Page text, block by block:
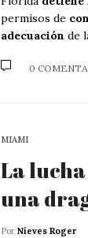
permisos de
adecuación de
0
MIAMI
La
una
Por Nieves Roger